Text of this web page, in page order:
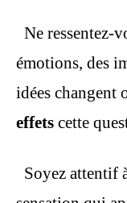
Ne ressentez-
émotions, des
idées changent
effets cette
Soyez attentif